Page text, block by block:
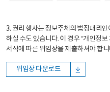
3. 권리 행사는 정보주체의 법정대리
하실 수도 있습니다. 이 경우 “개인정
서식에 따른 위임장을 제출하셔야 합
위임장 다운로드